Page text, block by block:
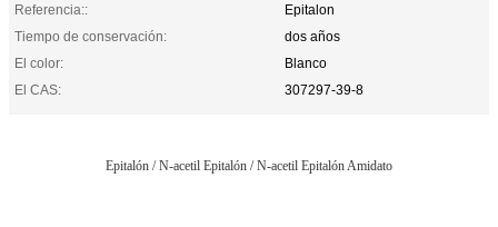
Referencia::
Epitalon
Tiempo de conservación:
dos años
El color:
Blanco
El CAS:
307297-39-8
Epitalón / N-acetil Epitalón / N-acetil Epitalón Amidato